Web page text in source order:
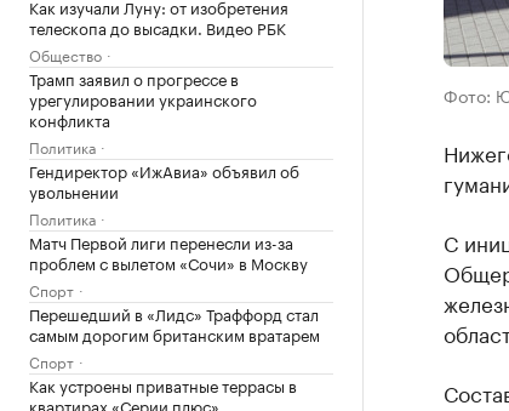
Как изучали Луну: от изобретения
телескопа до высадки. Видео РБК
Общество
Трамп заявил о прогрессе в
урегулировании украинского
конфликта
Политика
Гендиректор «ИжАвиа» объявил об
увольнении
Политика
Матч Первой лиги перенесли из-за
проблем с вылетом «Сочи» в Москву
Спорт
Перешедший в «Лидс» Траффорд стал
самым дорогим британским вратарем
Спорт
Как устроены приватные террасы в
квартирах «Серии плюс»
Фото:
С